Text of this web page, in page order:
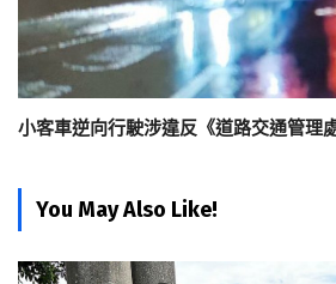
小客車逆向行駛涉違反《道路交通管理
You May Also Like!